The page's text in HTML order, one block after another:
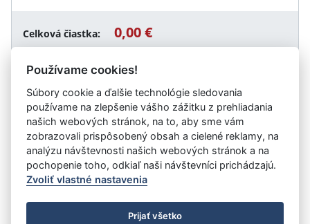
Celková čiastka: 0,00 €
Návrat späť
Vystavil:Mestský podnik služieb spol. s r.o.
Úrad vlády SR
- Všetky práva vyhradené
Prehlásenie o prístupnosti
Zmluvy do 31.12.2010
Používame cookies!
Súbory cookie a ďalšie technológie sledovania
používame na zlepšenie vášho zážitku z prehliadania
našich webových stránok, na to, aby sme vám
zobrazovali prispôsobený obsah a cielené reklamy, na
analýzu návštevnosti našich webových stránok a na
pochopenie toho, odkiaľ naši návštevníci prichádzajú.
Zvoliť vlastné nastavenia
Prijať všetko